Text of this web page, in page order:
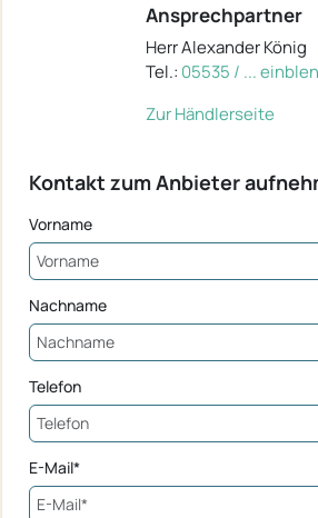
Ansprechpartner
Herr Alexander König
Tel.: 05535 / ...
Zur Händlerseite
Kontakt zum Anbieter
Vorname
Nachname
Telefon
E-Mail*